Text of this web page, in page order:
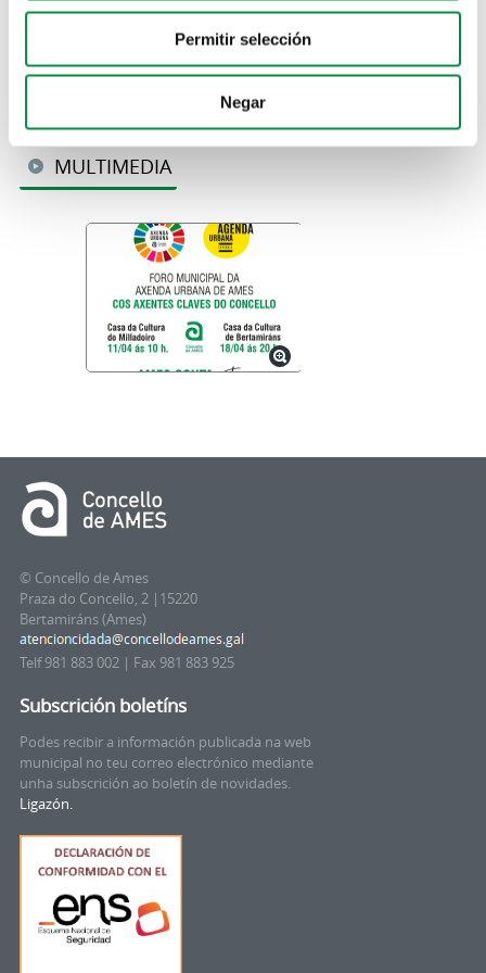
Permitir selección
Negar
MULTIMEDIA
© Concello de Ames
Praza do Concello, 2 |15220
Bertamiráns (Ames)
Telf 981 883 002 | Fax 981 883 925
Subscrición boletíns
Podes recibir a información publicada na web
municipal no teu correo electrónico mediante
unha subscrición ao boletín de novidades.
Ligazón.